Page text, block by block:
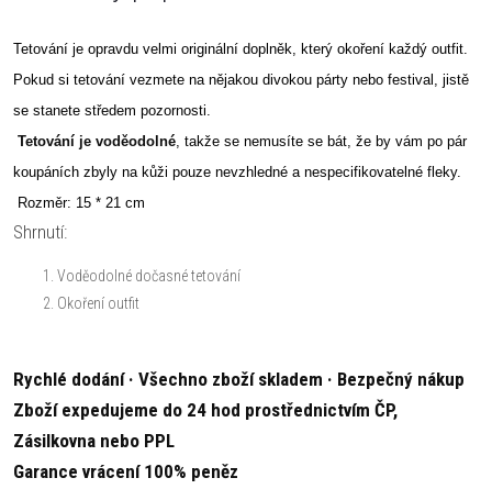
Tetování je opravdu velmi originální doplněk, který okoření každý outfit.
Pokud si tetování vezmete na nějakou divokou párty nebo festival, jistě
se stanete středem pozornosti.
Tetování je voděodolné, takže se nemusíte se bát, že by vám po pár
koupáních zbyly na kůži pouze nevzhledné a nespecifikovatelné fleky.
Rozměr: 15 * 21 cm
Shrnutí:
Voděodolné dočasné tetování
Okoření outfit
Rychlé dodání · Všechno zboží skladem · Bezpečný nákup
Zboží expedujeme do 24 hod prostřednictvím ČP,
Zásilkovna nebo PPL
Garance vrácení 100% peněz